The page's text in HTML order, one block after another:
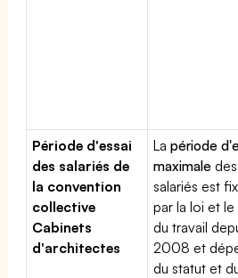
Période d'essai
des salariés de
la convention
collective
Cabinets
d'architectes
Lapériode
maximale des
salariés est
par la loi et
du travail
2008 et
du statut et